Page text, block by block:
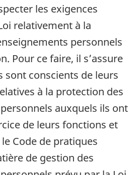
les exigences
relativement à la
personnels
Pour ce faire, il s’assure
sont conscients de leurs
à la protection des
auxquels ils ont
de leurs fonctions et
Code de pratiques
de gestion des